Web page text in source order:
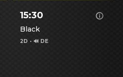
15:30
Black
2D · 🔊 DE